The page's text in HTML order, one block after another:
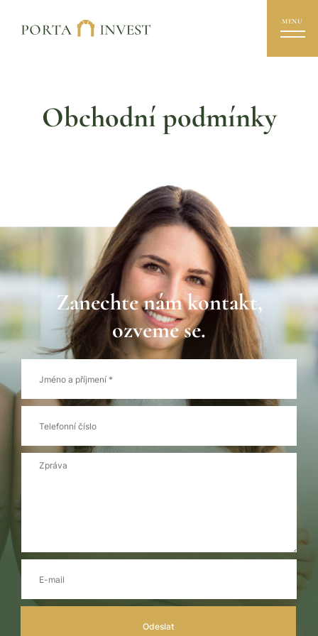
MENU
Obchodní podmínky
Zanechte nám kontakt,
ozveme se.